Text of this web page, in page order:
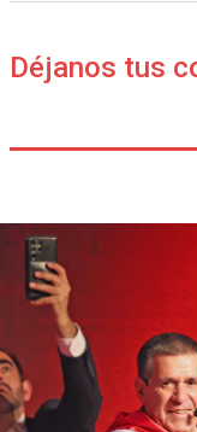
Déjanos tus